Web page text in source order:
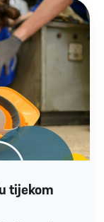
tijekom